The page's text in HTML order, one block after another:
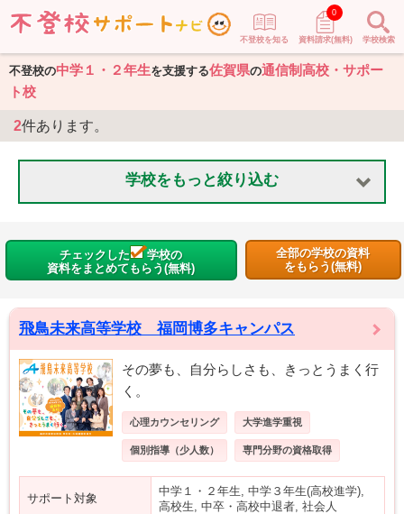
不登校を知る 資料請求(無料)
0
学校検索
不登校の中学１・２年生を支援する佐賀県の通信制高校・サポー
ト校
2件あります。
学校をもっと絞り込む
チェックした
学校の
資料をまとめてもらう(無料)
全部の学校の資料
をもらう(無料)
飛鳥未来高等学校 福岡博多キャンパス
その夢も、自分らしさも、きっとうまく行
く。
心理カウンセリング 大学進学重視
個別指導（少人数） 専門分野の資格取得
サポート対象
中学１・２年生, 中学３年生(高校進学),
高校生, 中卒・高校中退者, 社会人